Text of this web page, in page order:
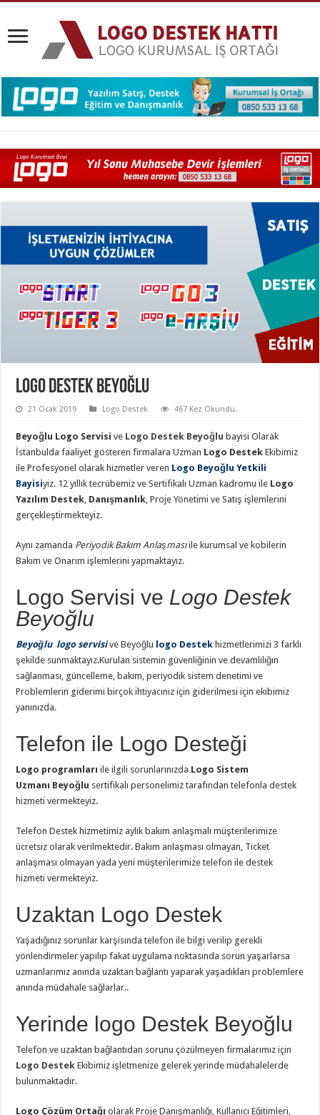
Logo Destek Beyoğlu
21 Ocak 2019 Logo Destek 467 Kez Okundu.
Beyoğlu Logo Servisi ve Logo Destek Beyoğlu bayisi Olarak
İstanbulda faaliyet gösteren firmalara Uzman Logo Destek Ekibimiz
ile Profesyonel olarak hizmetler veren Logo Beyoğlu Yetkili
Bayisiyiz. 12 yıllık tecrübemiz ve Sertifikalı Uzman kadromu ile Logo
Yazılım Destek Danışmanlık , Proje Yönetimi ve Satış işlemlerini
gerçekleştirmekteyiz.
Aynı zamanda Periyodik Bakım Anlaşmasıile kurumsal ve kobilerin
Bakım ve Onarım işlemlerini yapmaktayız.
Logo Servisi ve Logo Destek
Beyoğlu
Beyoğlu logo servisive Beyoğlu logo Destek hizmetlerimizi 3 farklı
şekilde sunmaktayız.Kurulan sistemin güvenliğinin ve devamlılığın
sağlanması, güncelleme, bakım, periyodik sistem denetimi ve
Problemlerin giderimi birçok ihtiyacınız için giderilmesi için ekibimiz
yanınızda.
Telefon ile Logo Desteği
Logo programları ile ilgili sorunlarınızda Logo Sistem
Uzmanı Beyoğlu sertifikalı personelimiz tarafından telefonla destek
hizmeti vermekteyiz.
Telefon Destek hizmetimiz aylık bakım anlaşmalı müşterilerimize
ücretsiz olarak verilmektedir. Bakım anlaşması olmayan, Ticket
anlaşması olmayan yada yeni müşterilerimize telefon ile destek
hizmeti vermekteyiz.
Uzaktan Logo Destek
Yaşadığınız sorunlar karşısında telefon ile bilgi verilip gerekli
yönlendirmeler yapılıp fakat uygulama noktasında sorun yaşarlarsa
uzmanlarımız anında uzaktan bağlantı yaparak yaşadıkları problemlere
anında müdahale sağlarlar..
Yerinde logo Destek Beyoğlu
Telefon ve uzaktan bağlantıdan sorunu çözülmeyen firmalarımız için
Logo Destek Ekibimiz işletmenize gelerek yerinde müdahalelerde
bulunmaktadır.
Logo Çözüm Ortağı olarak Proje Danışmanlığı, Kullanıcı Eğitimleri,